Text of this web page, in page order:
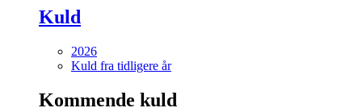
Kuld
2026
Kuld fra tidligere år
Kommende kuld